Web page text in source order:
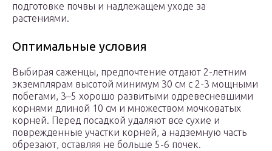
подготовке почвы и надлежащем уходе за
растениями.
Оптимальные условия
Выбирая саженцы, предпочтение отдают 2-летним
экземплярам высотой минимум 30 см с 2-3 мощными
побегами, 3–5 хорошо развитыми одревесневшими
корнями длиной 10 см и множеством мочковатых
корней. Перед посадкой удаляют все сухие и
поврежденные участки корней, а надземную часть
обрезают, оставляя не больше 5-6 почек.